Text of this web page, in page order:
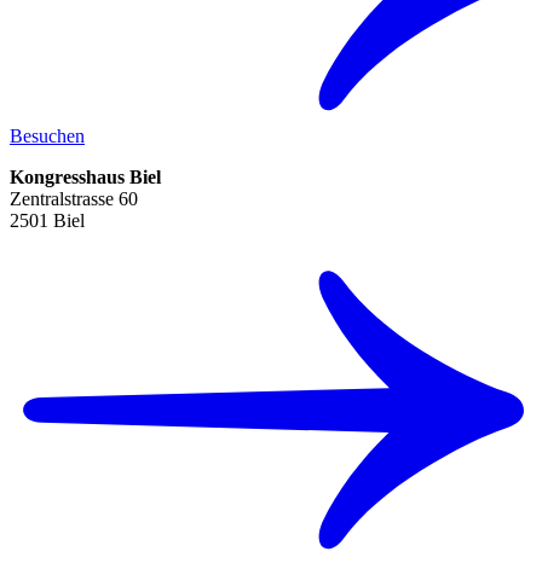
Besuchen
Kongresshaus Biel
Zentralstrasse 60
2501 Biel